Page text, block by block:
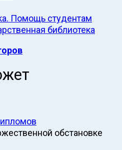
Помощь студентам
библиотека
обстановке